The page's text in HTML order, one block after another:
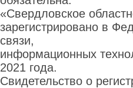
«Свердловское
зарегистрировано в
связи,
информационных
2021 года.
Свидетельство о